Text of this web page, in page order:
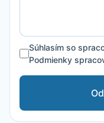
Súhlasím so
Podmienky